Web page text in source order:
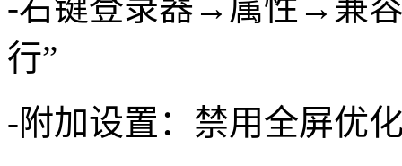
行”
-附加设置：禁用全屏优